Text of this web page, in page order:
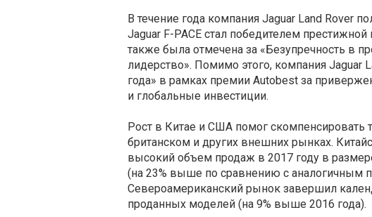
В течение года компания Jaguar Land Rover
Jaguar F-PACE стал победителем
также была отмечена за «Безупречность в
лидерство». Помимо этого, компания Jaguar
года» в рамках премии Autobest за
и глобальные инвестиции.
Рост в Китае и США помог скомпенсировать
британском и других внешних рынках.
высокий объем продаж в 2017 году в
(на 23% выше по сравнению с аналогичным
Североамериканский рынок завершил
проданных моделей (на 9% выше 2016 года).